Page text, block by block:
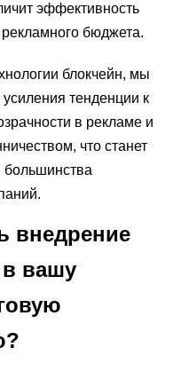
эффективность
бюджета.
блокчейн, мы
тенденции к
в рекламе и
что станет
большинства
внедрение
в вашу